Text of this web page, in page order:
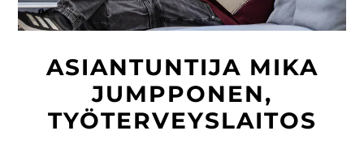
ASIANTUNTIJA MIKA
JUMPPONEN,
TYÖTERVEYSLAITOS